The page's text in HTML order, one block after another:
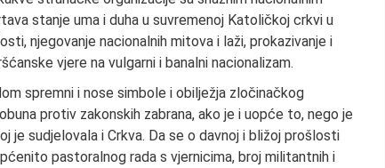
stanje uma i duha u suvremenoj Katoličkoj crkvi u
njegovanje nacionalnih mitova i laži, prokazivanje i
vjere na vulgarni i banalni nacionalizam.
spremni i nose simbole i obilježja zločinačkog
protiv zakonskih zabrana, ako je i uopće to, nego je
sudjelovala i Crkva. Da se o davnoj i bližoj prošlosti
pastoralnog rada s vjernicima, broj militantnih i